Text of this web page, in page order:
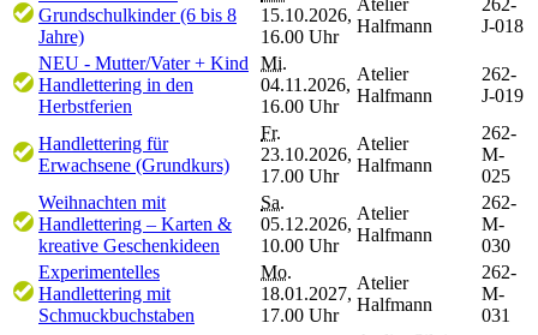
Grundschulkinder (6 bis 8
Jahre)
15.10.2026,
16.00 Uhr
Halfmann
J-018
NEU - Mutter/Vater + Kind
Handlettering in den
Herbstferien
Mi.
04.11.2026,
16.00 Uhr
Atelier
Halfmann
262-
J-019
Handlettering für
Erwachsene (Grundkurs)
Fr.
23.10.2026,
17.00 Uhr
Atelier
Halfmann
262-
M-
025
Weihnachten mit
Handlettering – Karten &
kreative Geschenkideen
Sa.
05.12.2026,
10.00 Uhr
Atelier
Halfmann
262-
M-
030
Experimentelles
Handlettering mit
Schmuckbuchstaben
Mo.
18.01.2027,
17.00 Uhr
Atelier
Halfmann
262-
M-
031